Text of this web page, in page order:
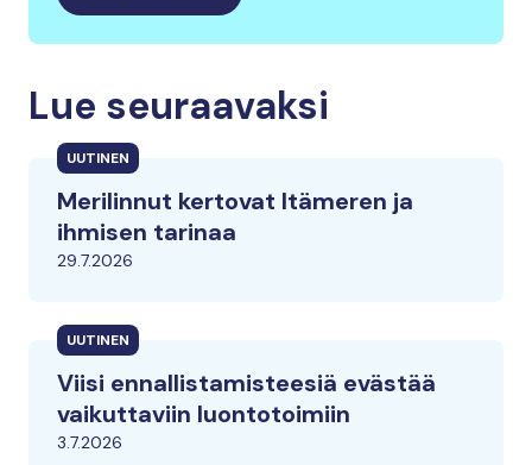
Lue seuraavaksi
UUTINEN
Merilinnut kertovat Itämeren ja
ihmisen tarinaa
29.7.2026
UUTINEN
Viisi ennallistamisteesiä evästää
vaikuttaviin luontotoimiin
3.7.2026